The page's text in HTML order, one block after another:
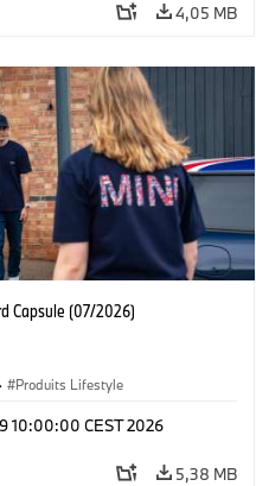
4,05 MB
Capsule (07/2026)
· Produits Lifestyle
10:00:00 CEST 2026
5,38 MB